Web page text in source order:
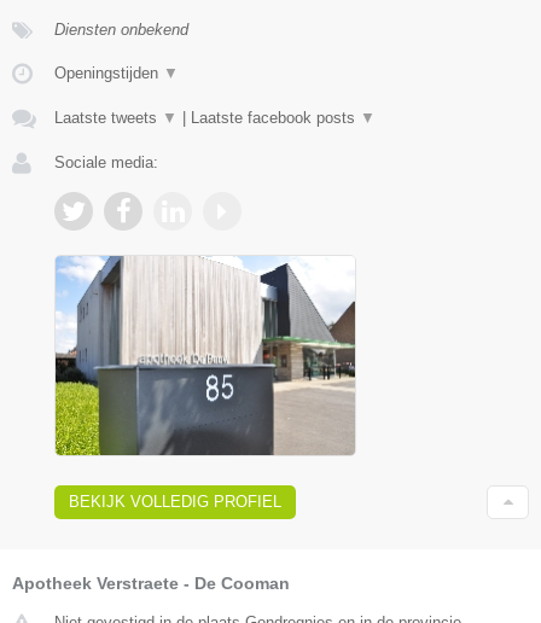
Diensten onbekend
Openingstijden ▼
Laatste tweets ▼ Laatste facebook posts ▼
Sociale media:
BEKIJK VOLLEDIG PROFIEL
Apotheek Verstraete - De Cooman